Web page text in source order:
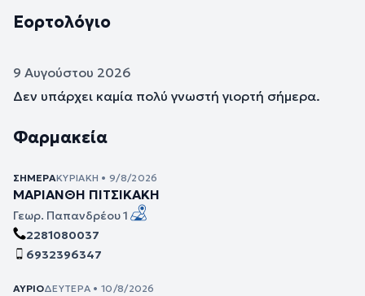
Εορτολόγιο
9 Αυγούστου 2026
Δεν υπάρχει καμία πολύ γνωστή γιορτή σήμερα.
Φαρμακεία
ΣΉΜΕΡΑΚΥΡΙΑΚΉ • 9/8/2026
ΜΑΡΙΑΝΘΗ ΠΙΤΣΙΚΑΚΗ
Γεωρ. Παπανδρέου 1
2281080037
6932396347
ΑΎΡΙΟΔΕΥΤΈΡΑ • 10/8/2026